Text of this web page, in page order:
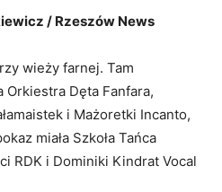
/ Rzeszów News
wieży farnej. Tam
Orkiestra Dęta Fanfara,
i Mażoretki Incanto,
miała Szkoła Tańca
RDK i Dominiki Kindrat Vocal